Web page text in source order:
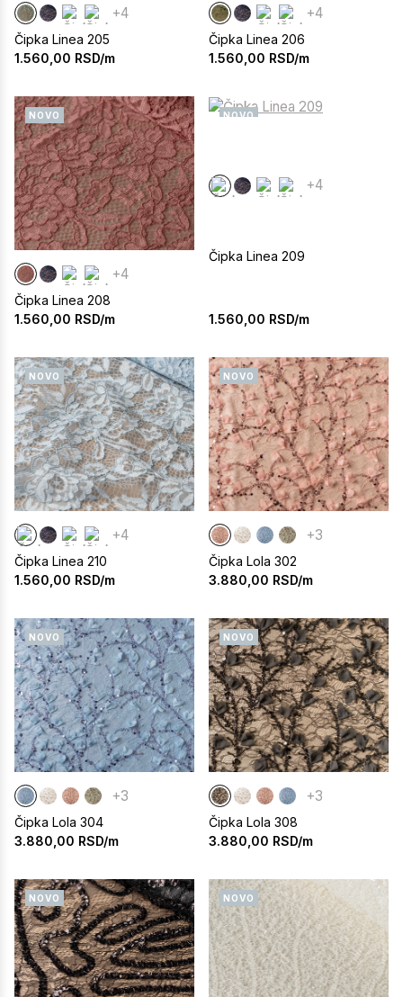
+4
Čipka Linea 205
1.560,00 RSD/m
+4
Čipka Linea 206
1.560,00 RSD/m
NOVO
+4
Čipka Linea 208
1.560,00 RSD/m
NOVO
+4
Čipka Linea 209
1.560,00 RSD/m
NOVO
+4
Čipka Linea 210
1.560,00 RSD/m
NOVO
+3
Čipka Lola 302
3.880,00 RSD/m
NOVO
+3
Čipka Lola 304
3.880,00 RSD/m
NOVO
+3
Čipka Lola 308
3.880,00 RSD/m
NOVO NOVO